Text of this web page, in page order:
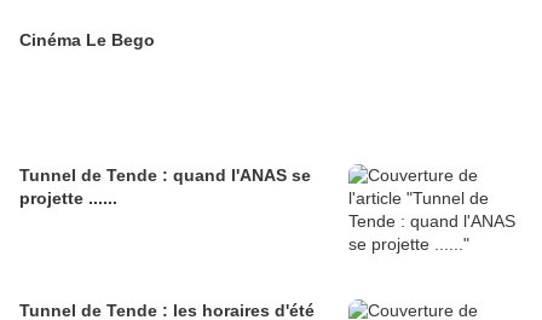
Cinéma Le Bego
Tunnel de Tende : quand l'ANAS se
projette ......
Tunnel de Tende : les horaires d'été